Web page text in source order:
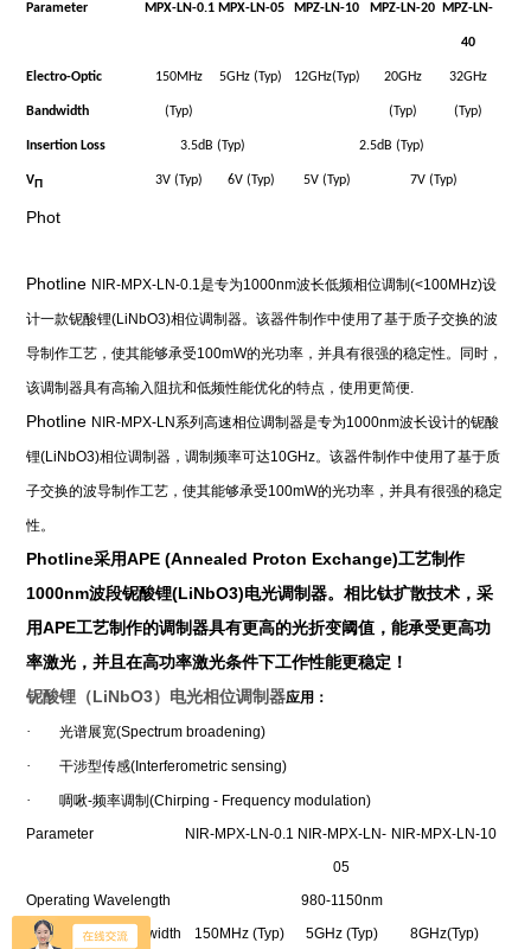
Parameter MPX-LN-0.1 MPX-LN-05 MPZ-LN-10 MPZ-LN-20 MPZ-LN-
40
Electro-Optic
Bandwidth
150MHz
(Typ)
5GHz (Typ) 12GHz(Typ) 20GHz
(Typ)
32GHz
(Typ)
Insertion Loss 3.5dB (Typ) 2.5dB (Typ)
VП 3V (Typ) 6V (Typ) 5V (Typ) 7V (Typ)
Phot
Photline NIR-MPX-LN-0.1是专为1000nm波长低频相位调制(<100MHz)设
计一款铌酸锂(LiNbO3)相位调制器。该器件制作中使用了基于质子交换的波
导制作工艺，使其能够承受100mW的光功率，并具有很强的稳定性。 同时，
该调制器具有高输入阻抗和低频性能优化的特点，使用更简便.
Photline NIR-MPX-LN 系列高速相位调制器是专为1000nm波长设计的铌酸
锂(LiNbO3)相位调制器，调制频率可达10GHz。该器件制作中使用了基于质
子交换的波导制作工艺，使其能够承受100mW的光功率，并具有很强的稳定
性。
Photline采用APE (Annealed Proton Exchange)工艺制作
1000nm波段铌酸锂(LiNbO3)电光调制器。相比钛扩散技术，采
用APE工艺制作的调制器具有更高的光折变阈值，能承受更高功
率激光，并且在高功率激光条件下工作性能更稳定！
铌酸锂（LiNbO3）电光相位调制器应用：
·光谱展宽(Spectrum broadening)
·干涉型传感(Interferometric sensing)
·啁啾-频率调制(Chirping - Frequency modulation)
Parameter
NIR-MPX-LN-0.1 NIR-MPX-LN-
05
NIR-MPX-LN-10
Operating Wavelength
980-1150nm
Electro-Optic Bandwidth
150MHz (Typ) 5GHz (Typ) 8GHz(Typ)